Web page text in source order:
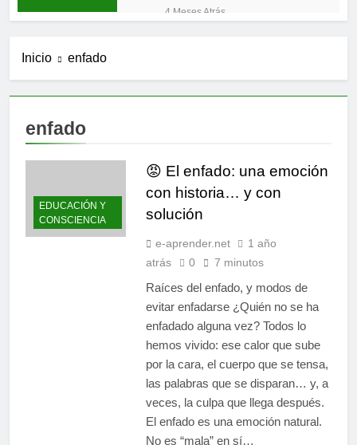
4 Meses Atrás
🌸 La fuerza olvidada de
la ternura
impulsa tu bienestar»
9 Meses Atrás
Las estacas invisibles:
cómo las creencias
limitantes frenan nuestro
10 Meses Atrás
Espiritualidad integral:
Panikkar, Wilber y Rahner
en diálogo
Inicio enfado
enfado
EDUCACIÓN Y
CONSCIENCIA
😡 El enfado: una emoción
con historia… y con
solución
e-aprender.net
1 año
atrás
0 7 minutos
Raíces del enfado, y modos de
evitar enfadarse ¿Quién no se ha
enfadado alguna vez? Todos lo
hemos vivido: ese calor que sube
por la cara, el cuerpo que se tensa,
las palabras que se disparan… y, a
veces, la culpa que llega después.
El enfado es una emoción natural.
No es “mala” en sí…